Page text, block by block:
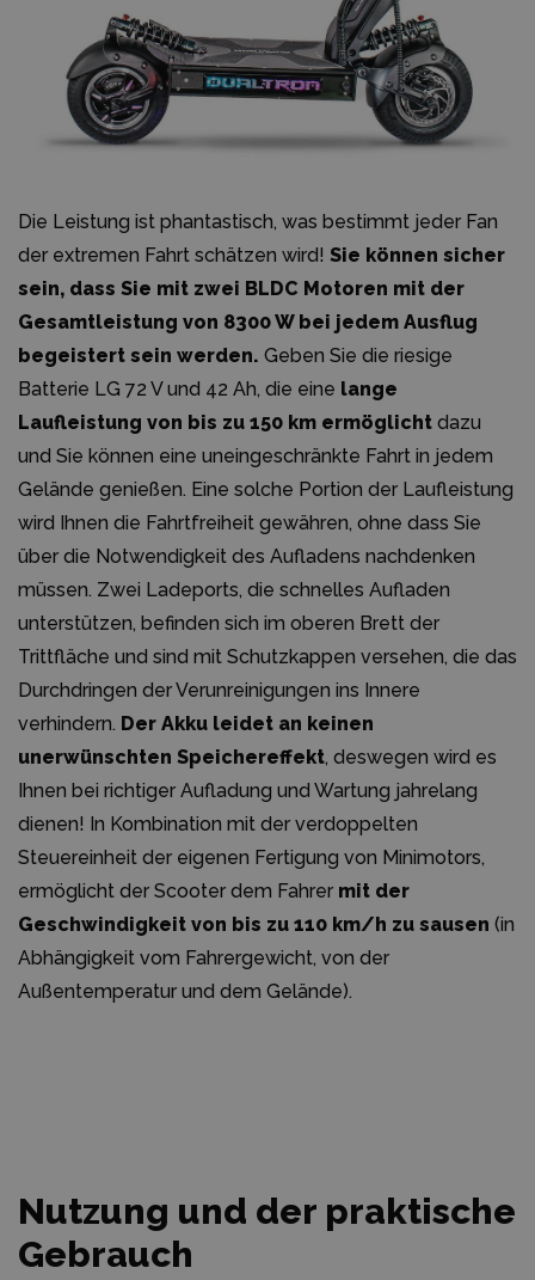
Die Leistung ist phantastisch, was bestimmt jeder Fan
der extremen Fahrt schätzen wird! Sie können sicher
sein, dass Sie mit zwei BLDC Motoren mit der
Gesamtleistung von 8300 W bei jedem Ausflug
begeistert sein werden. Geben Sie die riesige
Batterie LG 72 V und 42 Ah, die eine lange
Laufleistung von bis zu 150 km ermöglicht dazu
und Sie können eine uneingeschränkte Fahrt in jedem
Gelände genießen. Eine solche Portion der Laufleistung
wird Ihnen die Fahrtfreiheit gewähren, ohne dass Sie
über die Notwendigkeit des Aufladens nachdenken
müssen. Zwei Ladeports, die schnelles Aufladen
unterstützen, befinden sich im oberen Brett der
Trittfläche und sind mit Schutzkappen versehen, die das
Durchdringen der Verunreinigungen ins Innere
verhindern. Der Akku leidet an keinen
unerwünschten Speichereffekt, deswegen wird es
Ihnen bei richtiger Aufladung und Wartung jahrelang
dienen! In Kombination mit der verdoppelten
Steuereinheit der eigenen Fertigung von Minimotors,
ermöglicht der Scooter dem Fahrer mit der
Geschwindigkeit von bis zu 110 km/h zu sausen (in
Abhängigkeit vom Fahrergewicht, von der
Außentemperatur und dem Gelände).
Nutzung und der praktische
Gebrauch